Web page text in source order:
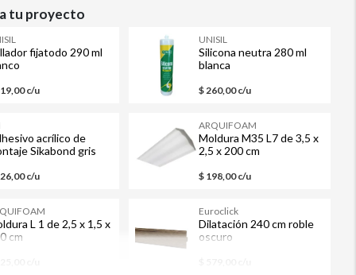
tu proyecto
fijatodo 290 ml
c/u
UNISIL
Silicona neutra 280 ml
blanca
$ 260,00 c/u
acrílico de
Sikabond gris
c/u
ARQUIFOAM
Moldura M35 L7 de 3,5 x
2,5 x 200 cm
$ 198,00 c/u
L 1 de 2,5 x 1,5 x
cm
Euroclick
Dilatación 240 cm roble
oscuro